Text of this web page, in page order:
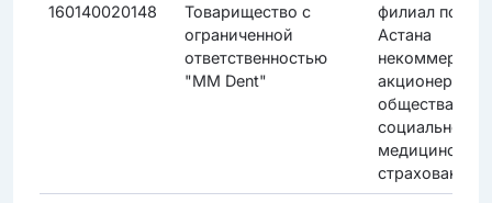
160140020148
Товарищество с
ограниченной
ответственностью
"MM Dent"
филиал по
Астана
акционерного
общества
социального
медицинского
страхования"